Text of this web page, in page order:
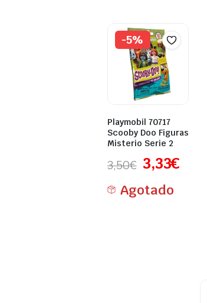
-5%
Playmobil 70717
Scooby Doo Figuras
Misterio Serie 2
3,50€ 3,33€
Agotado